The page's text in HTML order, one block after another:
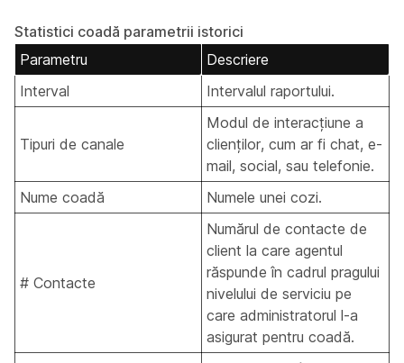
Statistici coadă parametrii istorici
Parametru
Descriere
Interval
Intervalul raportului.
Tipuri de canale
Modul de interacțiune a
clienților, cum ar fi chat, e-
mail, social, sau telefonie.
Nume coadă
Numele unei cozi.
# Contacte
Numărul de contacte de
client la care agentul
răspunde în cadrul pragului
nivelului de serviciu pe
care administratorul l-a
asigurat pentru coadă.